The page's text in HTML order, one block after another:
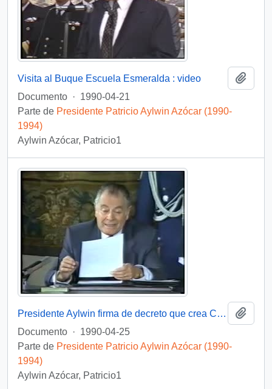
Visita al Buque Escuela Esmeralda : video
Documento · 1990-04-21
Parte de Presidente Patricio Aylwin Azócar (1990-
1994)
Aylwin Azócar, Patricio1
Presidente Aylwin firma de decreto que crea Comisión Nacional de Verdad y Reconciliación: video
Documento · 1990-04-25
Parte de Presidente Patricio Aylwin Azócar (1990-
1994)
Aylwin Azócar, Patricio1